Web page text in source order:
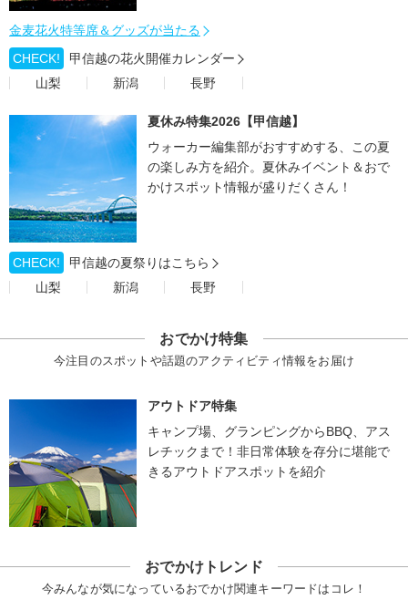
金麦花火特等席＆グッズが当たる
CHECK!
甲信越の花火開催カレンダー
山梨
新潟 長野
夏休み特集2026【甲信越】
ウォーカー編集部がおすすめする、この夏
の楽しみ方を紹介。夏休みイベント＆おで
かけスポット情報が盛りだくさん！
CHECK!
甲信越の夏祭りはこちら
山梨
新潟 長野
おでかけ特集
今注目のスポットや話題のアクティビティ情報をお届け
アウトドア特集
キャンプ場、グランピングからBBQ、アス
レチックまで！非日常体験を存分に堪能で
きるアウトドアスポットを紹介
おでかけトレンド
今みんなが気になっているおでかけ関連キーワードはコレ！